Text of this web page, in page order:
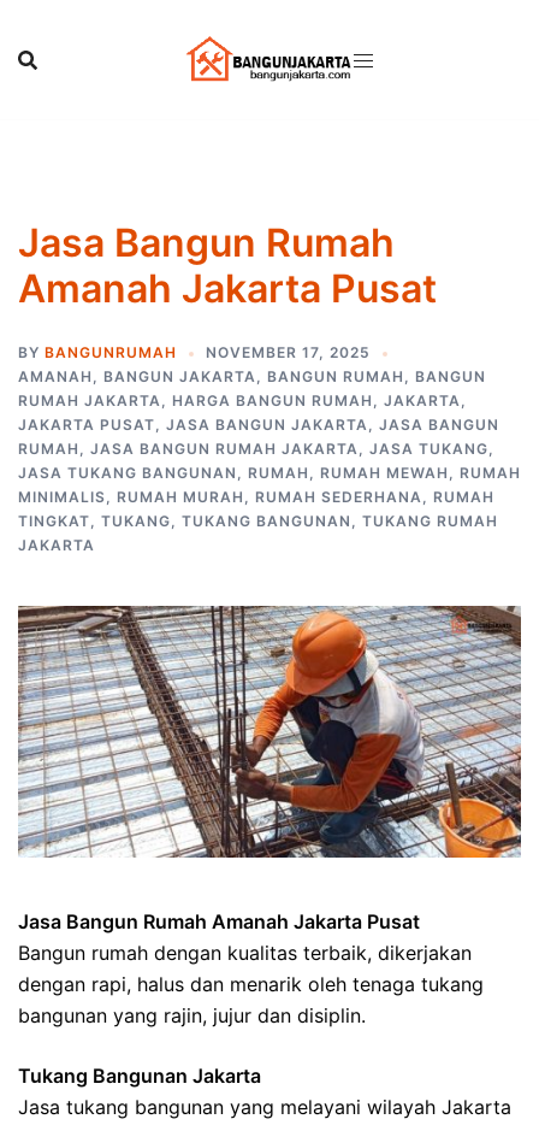
content
Jasa Bangun Rumah
Amanah Jakarta Pusat
BY BANGUNRUMAH
NOVEMBER 17, 2025
AMANAH , BANGUN JAKARTA, BANGUN RUMAH , BANGUN
RUMAH JAKARTA, HARGA BANGUN RUMAH , JAKARTA,
JAKARTA PUSAT, JASA BANGUN JAKARTA, JASA BANGUN
RUMAH , JASA BANGUN RUMAH JAKARTA, JASA TUKANG,
JASA TUKANG BANGUNAN , RUMAH , RUMAH MEWAH , RUMAH
MINIMALIS, RUMAH MURAH , RUMAH SEDERHANA, RUMAH
TINGKAT, TUKANG, TUKANG BANGUNAN , TUKANG RUMAH
JAKARTA
Jasa Bangun Rumah Amanah Jakarta Pusat
Bangun rumah dengan kualitas terbaik, dikerjakan
dengan rapi, halus dan menarik oleh tenaga tukang
bangunan yang rajin, jujur dan disiplin.
Tukang Bangunan Jakarta
Jasa tukang bangunan yang melayani wilayah Jakarta